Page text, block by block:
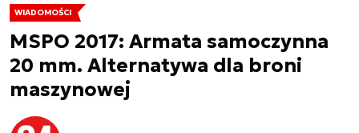
WIADOMOŚCI
MSPO 2017: Armata samoczynna
20 mm. Alternatywa dla broni
maszynowej